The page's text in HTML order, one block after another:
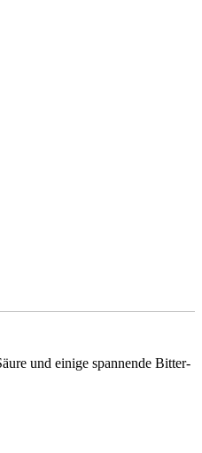
und einige spannende Bitter-